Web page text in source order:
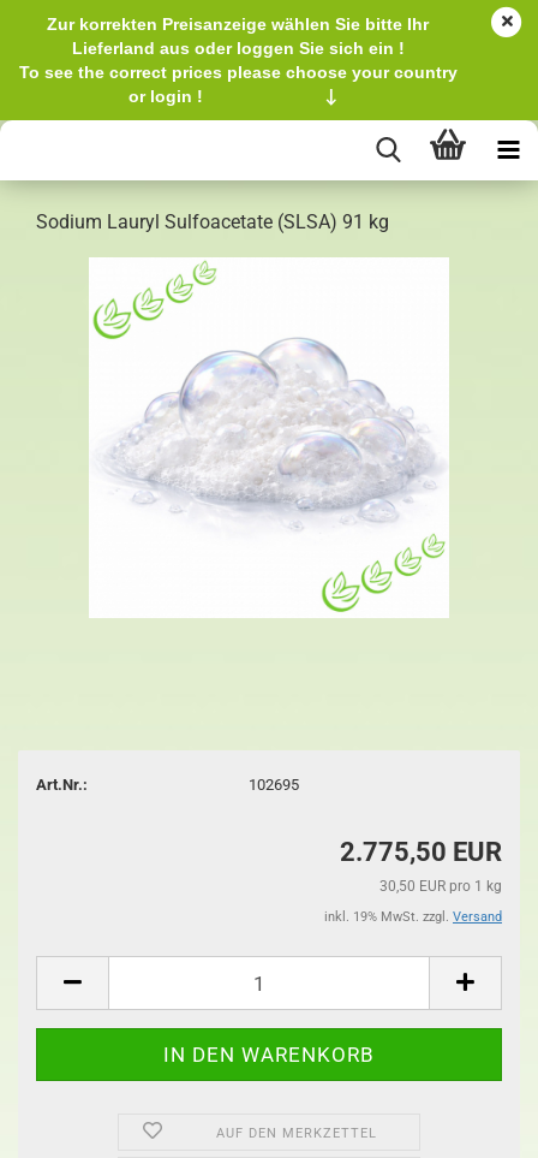
Zur korrekten Preisanzeige wählen Sie bitte Ihr
Lieferland aus oder loggen Sie sich ein !
To see the correct prices please choose your country
or login !
↓
Sodium Lauryl Sulfoacetate (SLSA) 91 kg
Art.Nr.: 102695
2.775,50 EUR
30,50 EUR pro 1 kg
inkl. 19% MwSt. zzgl. Versand
AUF DEN MERKZETTEL